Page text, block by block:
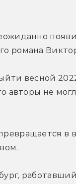
романа
весной
авторы не
в